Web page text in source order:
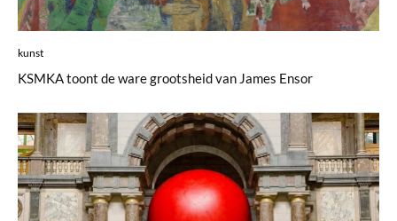
kunst
KSMKA toont de ware grootsheid van James Ensor